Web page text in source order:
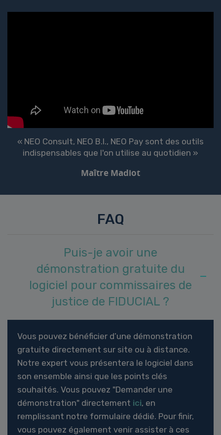
« NEO Consult, NEO B.I., NEO Pay sont des outils
indispensables que l'on utilise au quotidien »
Maître Madiot
FAQ
Puis-je avoir une
démonstration gratuite du
logiciel pour commissaires de
justice de FIDUCIAL ?
Vous pouvez bénéficier d’une démonstration
gratuite directement sur site ou à distance.
Notre expert vous présentera le logiciel dans
son ensemble ainsi que les points clés
souhaités. Vous pouvez "Demander une
démonstration" directement ici, en
remplissant notre formulaire dédié. Pour finir,
vous pouvez également venir assister à ces